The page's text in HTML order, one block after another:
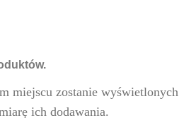
miejscu zostanie wyświetlonych
ich dodawania.